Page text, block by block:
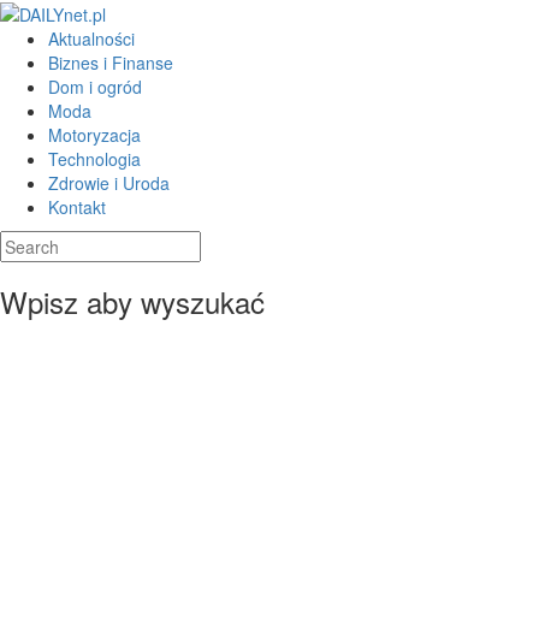
Aktualności
Biznes i Finanse
Dom i ogród
Moda
Motoryzacja
Technologia
Zdrowie i Uroda
Kontakt
Wpisz aby wyszukać